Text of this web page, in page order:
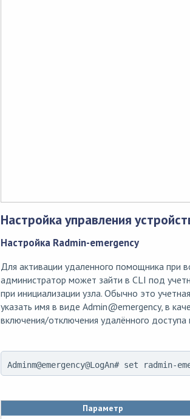
Настройка управления
Настройка Radmin-emergency
Для активации удаленного помощника при
администратор может зайти в CLI под
при инициализации узла. Обычно это
указать имя в виде Admin@emergency, в
включения/отключения удалённого
Adminm@emergency@LogAn# set
Параметр